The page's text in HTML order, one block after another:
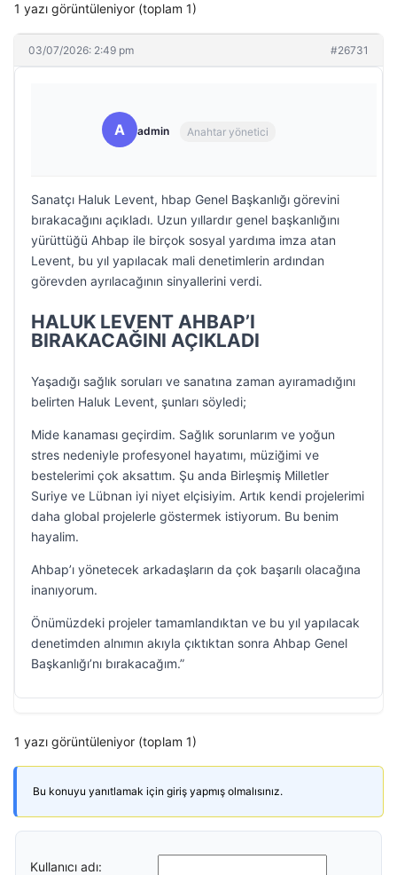
1 yazı görüntüleniyor (toplam 1)
03/07/2026: 2:49 pm #26731
A admin Anahtar yönetici
Sanatçı Haluk Levent, hbap Genel Başkanlığı görevini
bırakacağını açıkladı. Uzun yıllardır genel başkanlığını
yürüttüğü Ahbap ile birçok sosyal yardıma imza atan
Levent, bu yıl yapılacak mali denetimlerin ardından
görevden ayrılacağının sinyallerini verdi.
HALUK LEVENT AHBAP’I
BIRAKACAĞINI AÇIKLADI
Yaşadığı sağlık soruları ve sanatına zaman ayıramadığını
belirten Haluk Levent, şunları söyledi;
Mide kanaması geçirdim. Sağlık sorunlarım ve yoğun
stres nedeniyle profesyonel hayatımı, müziğimi ve
bestelerimi çok aksattım. Şu anda Birleşmiş Milletler
Suriye ve Lübnan iyi niyet elçisiyim. Artık kendi projelerimi
daha global projelerle göstermek istiyorum. Bu benim
hayalim.
Ahbap’ı yönetecek arkadaşların da çok başarılı olacağına
inanıyorum.
Önümüzdeki projeler tamamlandıktan ve bu yıl yapılacak
denetimden alnımın akıyla çıktıktan sonra Ahbap Genel
Başkanlığı’nı bırakacağım.”
1 yazı görüntüleniyor (toplam 1)
Bu konuyu yanıtlamak için giriş yapmış olmalısınız.
Kullanıcı adı: